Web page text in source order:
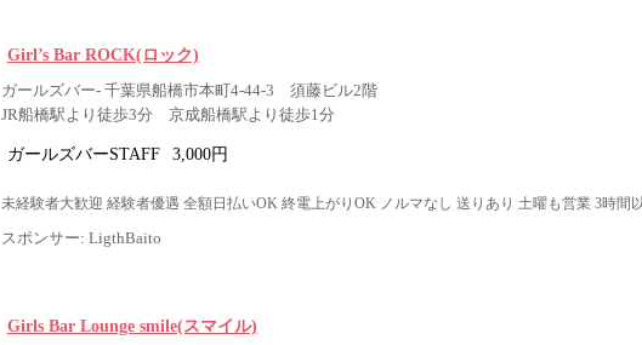
Girl’s Bar ROCK(ロック)
ガールズバー- 千葉県船橋市本町4-44-3 須藤ビル2階
JR船橋駅より徒歩3分 京成船橋駅より徒歩1分
ガールズバーSTAFF 3,000円
未経験者大歓迎 経験者優遇 全額日払いOK 終電上がりOK ノルマなし 送りあり 土曜も営業 3時
スポンサー: LigthBaito
Girls Bar Lounge smile(スマイル)